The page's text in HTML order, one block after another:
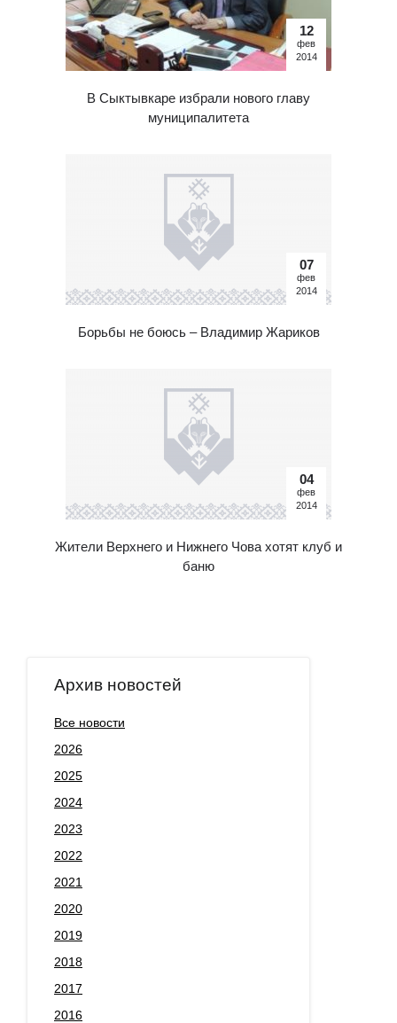
В Сыктывкаре избрали нового главу
муниципалитета
12
фев
2014
Борьбы не боюсь – Владимир Жариков
07
фев
2014
Жители Верхнего и Нижнего Чова хотят клуб и
баню
04
фев
2014
Архив новостей
Все новости
2026
2025
2024
2023
2022
2021
2020
2019
2018
2017
2016